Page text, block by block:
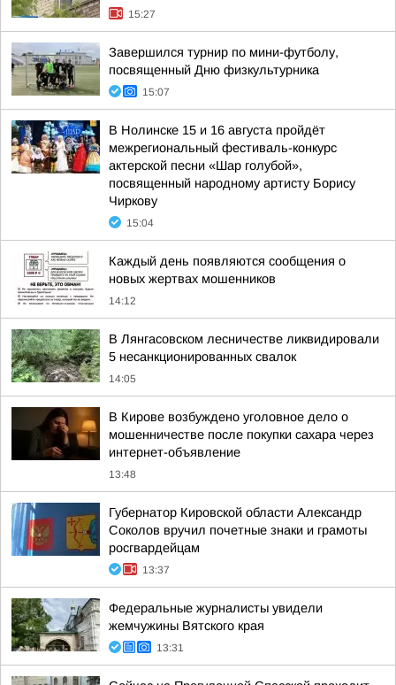
15:27
Завершился турнир по мини-футболу,
посвященный Дню физкультурника
15:07
В Нолинске 15 и 16 августа пройдёт
межрегиональный фестиваль-конкурс
актерской песни «Шар голубой»,
посвященный народному артисту Борису
Чиркову
15:04
Каждый день появляются сообщения о
новых жертвах мошенников
14:12
В Лянгасовском лесничестве ликвидировали
5 несанкционированных свалок
14:05
В Кирове возбуждено уголовное дело о
мошенничестве после покупки сахара через
интернет-объявление
13:48
Губернатор Кировской области Александр
Соколов вручил почетные знаки и грамоты
росгвардейцам
13:37
Федеральные журналисты увидели
жемчужины Вятского края
13:31